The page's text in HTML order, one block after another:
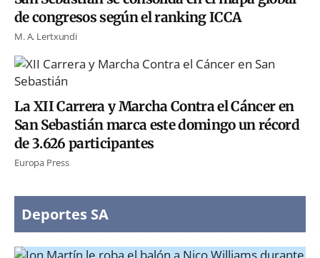
de congresos según el ranking ICCA
M. A. Lertxundi
La XII Carrera y Marcha Contra el Cáncer en
San Sebastián marca este domingo un récord
de 3.626 participantes
Europa Press
Deportes SA